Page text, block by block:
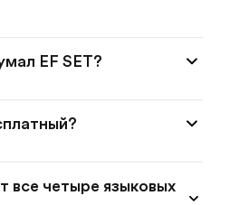
EF SET?
все четыре языковых